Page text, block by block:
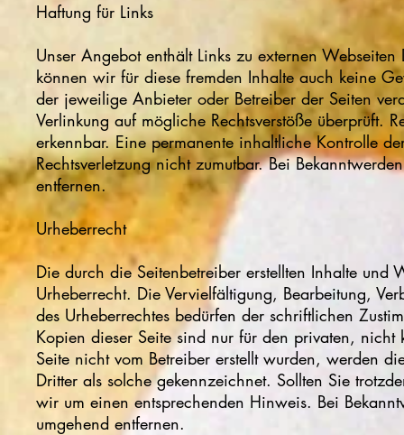
Haftung für Links
Unser Angebot enthält Links zu externen
können wir für diese fremden Inhalte auch keine
der jeweilige Anbieter oder Betreiber der Seiten
Verlinkung auf mögliche Rechtsverstöße überprüft.
erkennbar. Eine permanente inhaltliche Kontrolle
Rechtsverletzung nicht zumutbar. Bei
entfernen.
Urheberrecht
Die durch die Seitenbetreiber erstellten Inhalte und
Urheberrecht. Die Vervielfältigung, Bearbeitung,
des Urheberrechtes bedürfen der schriftlichen
Kopien dieser Seite sind nur für den privaten,
Seite nicht vom Betreiber erstellt wurden, werden
Dritter als solche gekennzeichnet. Sollten Sie
wir um einen entsprechenden Hinweis. Bei
umgehend entfernen.